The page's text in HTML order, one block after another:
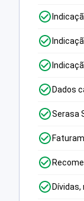
Dados
Serasa